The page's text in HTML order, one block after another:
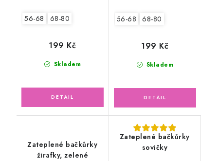
56-68 68-80
Skladem
199 Kč
56-68 68-80
Skladem
199 Kč
Zateplené bačkůrky
žirafky, zelené
Zateplené bačkůrky
sovičky